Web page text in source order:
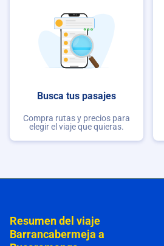
Busca tus pasajes
Compra rutas y precios para
elegir el viaje que quieras.
Resumen del viaje
Barrancabermeja a